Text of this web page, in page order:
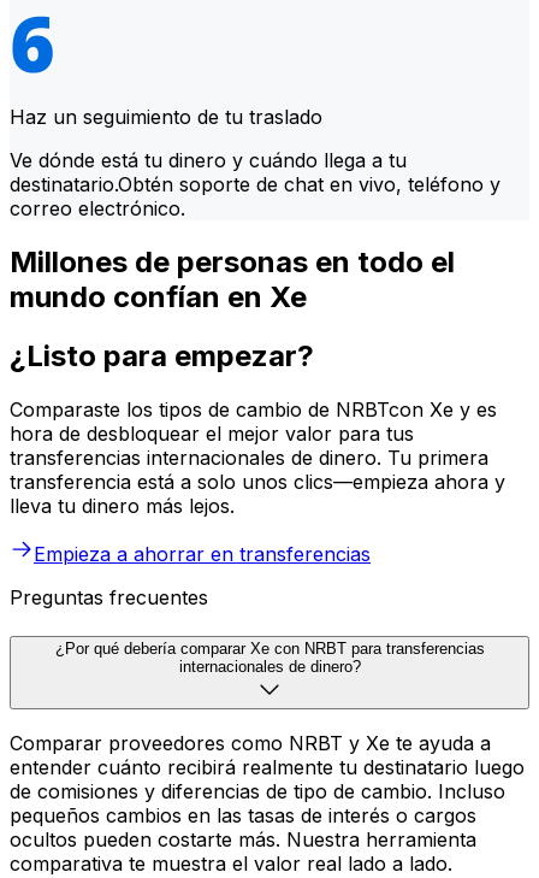
Haz un seguimiento de tu traslado
Ve dónde está tu dinero y cuándo llega a tu
destinatario.Obtén soporte de chat en vivo, teléfono y
correo electrónico.
Millones de personas en todo el
mundo confían en Xe
¿Listo para empezar?
Comparaste los tipos de cambio de NRBTcon Xe y es
hora de desbloquear el mejor valor para tus
transferencias internacionales de dinero. Tu primera
transferencia está a solo unos clics—empieza ahora y
lleva tu dinero más lejos.
Empieza a ahorrar en transferencias
Preguntas frecuentes
¿Por qué debería comparar Xe con NRBT para transferencias
internacionales de dinero?
Comparar proveedores como NRBT y Xe te ayuda a
entender cuánto recibirá realmente tu destinatario luego
de comisiones y diferencias de tipo de cambio. Incluso
pequeños cambios en las tasas de interés o cargos
ocultos pueden costarte más. Nuestra herramienta
comparativa te muestra el valor real lado a lado.